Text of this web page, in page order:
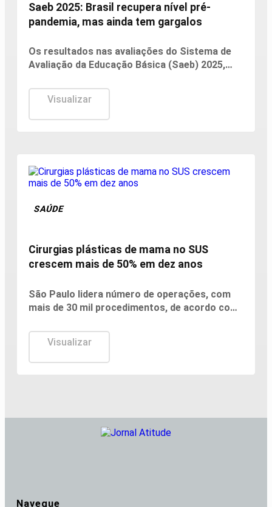
Saeb 2025: Brasil recupera nível pré-
pandemia, mas ainda tem gargalos
Os resultados nas avaliações do Sistema de
Avaliação da Educação Básica (Saeb) 2025,
Ministério da Educação (MEC), em Brasília,
mostram que, apesar da consistente melhora
dos indicadores de proficiência da língua
Visualizar
SAÚDE
Cirurgias plásticas de mama no SUS
crescem mais de 50% em dez anos
São Paulo lidera número de operações, com
mais de 30 mil procedimentos, de acordo com
Plástica.
Visualizar
Navegue